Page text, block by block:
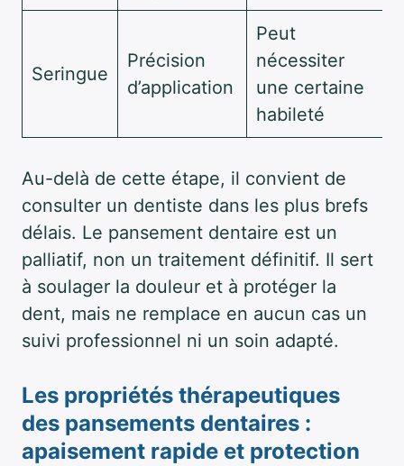
Seringue
Précision
d’application
Peut
nécessiter
une certaine
habileté
Au-delà de cette étape, il convient de
consulter un dentiste dans les plus brefs
délais. Le pansement dentaire est un
palliatif, non un traitement définitif. Il sert
à soulager la douleur et à protéger la
dent, mais ne remplace en aucun cas un
suivi professionnel ni un soin adapté.
Les propriétés thérapeutiques
des pansements dentaires :
apaisement rapide et protection